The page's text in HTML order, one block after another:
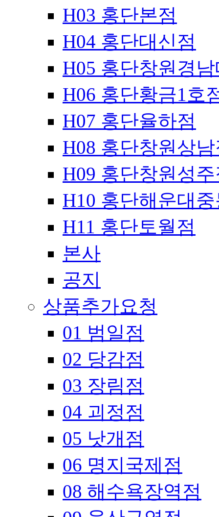
H03 홍단본점
H04 홍단대신점
H05 홍단창원경
H06 홍단황금1호
H07 홍단율하점
H08 홍단창원상
H09 홍단창원성
H10 홍단해운대
H11 홍단토월점
본사
공지
상품추가요청
01 범일점
02 당감점
03 장림점
04 괴정점
05 낫개점
06 명지국제점
08 해수욕장역점